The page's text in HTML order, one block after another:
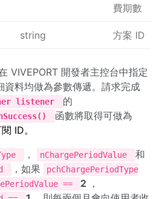
費期數
string 方案 ID
VIVEPORT 開發者主控台中指定
資料均做為參數傳遞。請求完成
listener 的
函數將取得可做為
ID。
， nChargePeriodValue 和
，如果
pchChargePeriodType
== 2 ，